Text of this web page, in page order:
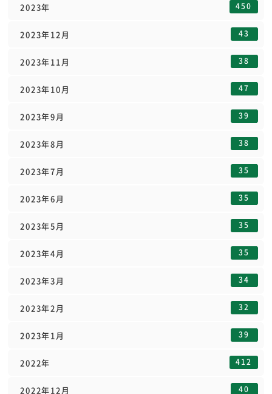
2023年 450
2023年12月 43
2023年11月 38
2023年10月 47
2023年9月 39
2023年8月 38
2023年7月 35
2023年6月 35
2023年5月 35
2023年4月 35
2023年3月 34
2023年2月 32
2023年1月 39
2022年 412
2022年12月 40